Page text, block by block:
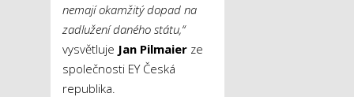
nemají okamžitý dopad na
zadlužení daného státu,“
vysvětluje Jan Pilmaier ze
společnosti EY Česká
republika.